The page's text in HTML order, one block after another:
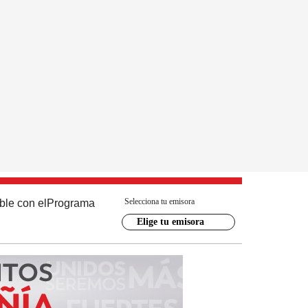
con el Programa Selecciona tu emisora
Elige tu emisora